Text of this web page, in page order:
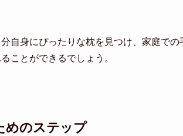
自身にぴったりな枕を見つけ、家庭での
ことができるでしょう。
めのステップ